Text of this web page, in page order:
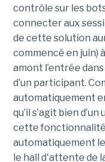
contrôle sur les
connecter aux
de cette solution
commencé en juin)
amont l’entrée
d’un participant.
automatiquement
qu’il s’agit bien
cette
automatiquement
le hall d'attente de